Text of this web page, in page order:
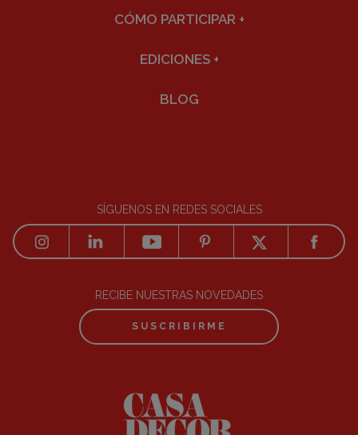
CÓMO PARTICIPAR +
EDICIONES +
BLOG
SÍGUENOS EN REDES SOCIALES
RECIBE NUESTRAS NOVEDADES
SUSCRIBIRME